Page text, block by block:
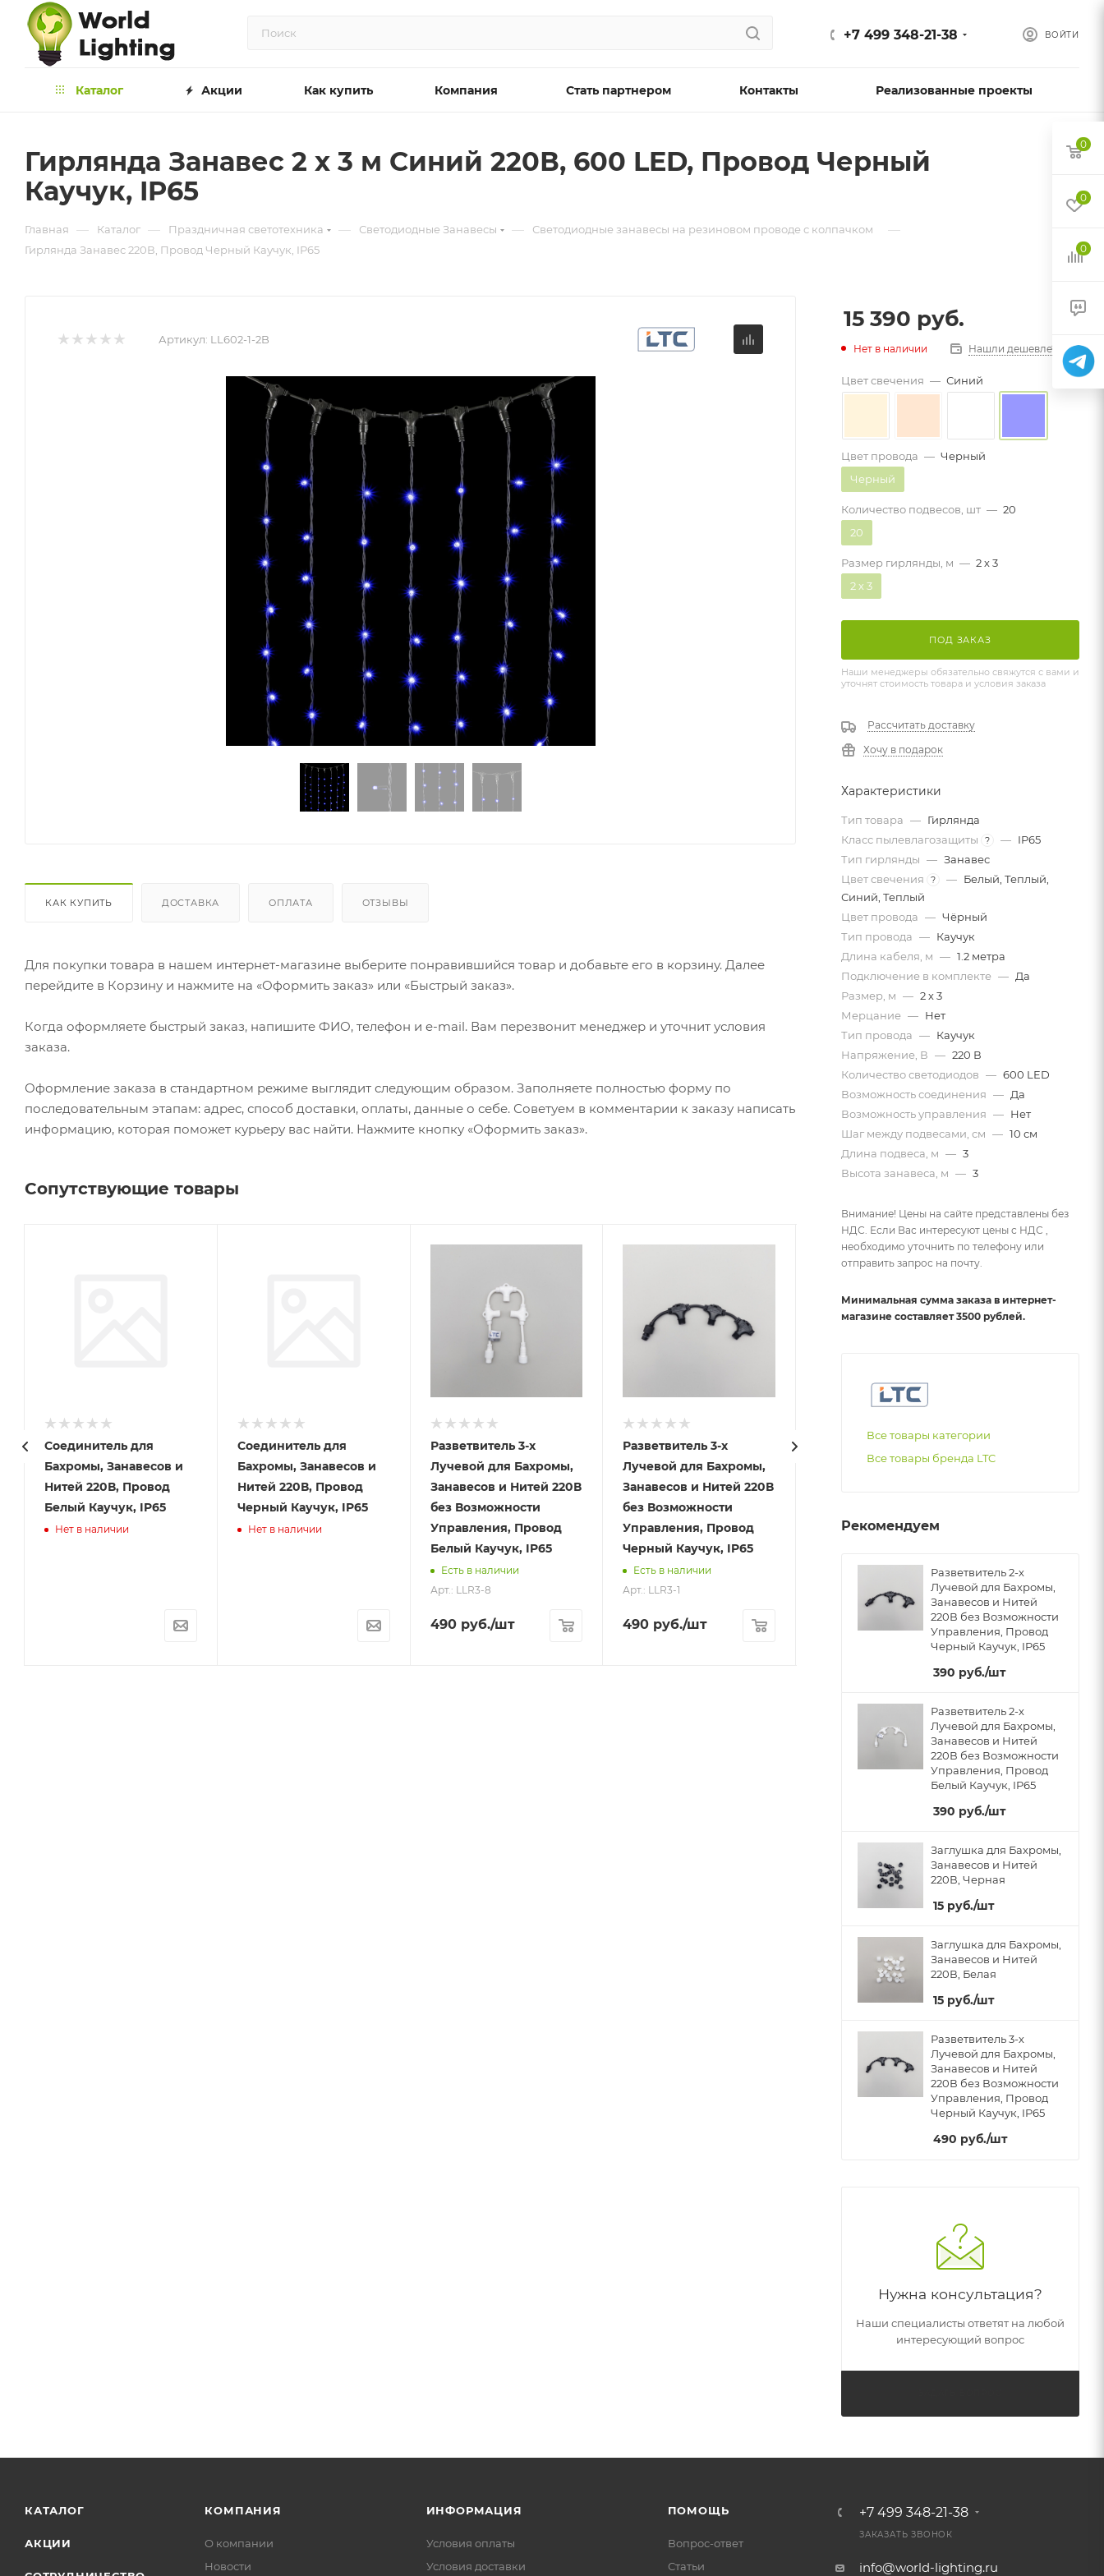
ВОЙТИ
+7 499 348-21-38
Каталог Акции Как купить Компания Стать партнером Контакты Реализованные проекты
Гирлянда Занавес 2 x 3 м Синий 220В, 600 LED, Провод Черный
Каучук, IP65
Главная — Каталог — Праздничная светотехника — Светодиодные Занавесы — Светодиодные занавесы на резиновом проводе с колпачком —
Гирлянда Занавес 220В, Провод Черный Каучук, IP65
Артикул: LL602-1-2B
КАК КУПИТЬ ДОСТАВКА ОПЛАТА ОТЗЫВЫ
Для покупки товара в нашем интернет-магазине выберите понравившийся товар и добавьте его в корзину. Далее
перейдите в Корзину и нажмите на «Оформить заказ» или «Быстрый заказ».
Когда оформляете быстрый заказ, напишите ФИО, телефон и e-mail. Вам перезвонит менеджер и уточнит условия
заказа.
Оформление заказа в стандартном режиме выглядит следующим образом. Заполняете полностью форму по
последовательным этапам: адрес, способ доставки, оплаты, данные о себе. Советуем в комментарии к заказу написать
информацию, которая поможет курьеру вас найти. Нажмите кнопку «Оформить заказ».
Сопутствующие товары
Соединитель для
Бахромы, Занавесов и
Нитей 220В, Провод
Белый Каучук, IP65
Нет в наличии
Соединитель для
Бахромы, Занавесов и
Нитей 220В, Провод
Черный Каучук, IP65
Нет в наличии
Разветвитель 3-х
Лучевой для Бахромы,
Занавесов и Нитей 220В
без Возможности
Управления, Провод
Белый Каучук, IP65
Есть в наличии
Арт.: LLR3-8
490руб./шт
Разветвитель 3-х
Лучевой для Бахромы,
Занавесов и Нитей 220В
без Возможности
Управления, Провод
Черный Каучук, IP65
Есть в наличии
Арт.: LLR3-1
490 руб./шт
Заглушка для Бахромы,
Занавесов и Нитей
Арт.: LL-8
15руб./шт
15 390 руб.
Нет в наличии Нашли дешевле?
Цвет свечения — Синий
Цвет провода — Черный
Черный
Количество подвесов, шт — 20
20
Размер гирлянды, м — 2 х 3
2 х 3
ПОД ЗАКАЗ
Наши менеджеры обязательно свяжутся с вами и
уточнят стоимость товара и условия заказа
Рассчитать доставку
Хочу в подарок
Характеристики
Тип товара — Гирлянда
Класс пылевлагозащиты
? — IP65
Тип гирлянды — Занавес
Цвет свечения
? — Белый, Теплый,
Синий, Теплый
Цвет провода — Чёрный
Тип провода — Каучук
Длина кабеля, м — 1.2 метра
Подключение в комплекте — Да
Размер, м — 2 х 3
Мерцание — Нет
Тип провода — Каучук
Напряжение, В — 220 В
Количество светодиодов — 600 LED
Возможность соединения — Да
Возможность управления — Нет
Шаг между подвесами, см — 10 см
Длина подвеса, м — 3
Высота занавеса, м — 3
Внимание! Цены на сайте представлены без
НДС. Если Вас интересуют цены с НДС ,
необходимо уточнить по телефону или
отправить запрос на почту.
Минимальная сумма заказа в интернет-
магазине составляет 3500 рублей.
Все товары категории
Все товары бренда LTC
Рекомендуем
Разветвитель 2-х
Лучевой для Бахромы,
Занавесов и Нитей
220В без Возможности
Управления, Провод
Черный Каучук, IP65
390 руб./шт
Разветвитель 2-х
Лучевой для Бахромы,
Занавесов и Нитей
220В без Возможности
Управления, Провод
Белый Каучук, IP65
390 руб./шт
Заглушка для Бахромы,
Занавесов и Нитей
220В, Черная
15 руб./шт
Заглушка для Бахромы,
Занавесов и Нитей
220В, Белая
15 руб./шт
Разветвитель 3-х
Лучевой для Бахромы,
Занавесов и Нитей
220В без Возможности
Управления, Провод
Черный Каучук, IP65
490 руб./шт
Нужна консультация?
Наши специалисты ответят на любой
интересующий вопрос
КАТАЛОГ
АКЦИИ
КОМПАНИЯ
О компании
Новости
ИНФОРМАЦИЯ
Условия оплаты
Условия доставки
ПОМОЩЬ
Вопрос-ответ
Статьи
+7 499 348-21-38
ЗАКАЗАТЬ ЗВОНОК
info@world-lighting.ru
0
0
0